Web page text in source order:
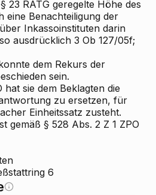
23 RATG geregelte Höhe des
eine Benachteiligung der
Inkassoinstituten darin
ausdrücklich 3 Ob 127/05f;
dem Rekurs der
sein.
hat sie dem Beklagten die
zu ersetzen, für
Einheitssatz zusteht.
gemäß § 528 Abs. 2 Z 1 ZPO
6